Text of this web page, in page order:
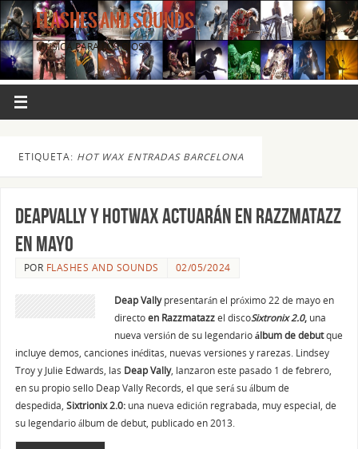
FLASHES AND SOUNDS
MÚSICA PARA LOS OJOS.
ETIQUETA: HOT WAX ENTRADAS BARCELONA
DeapVally y Hotwax actuarán en Razzmatazz
en mayo
POR FLASHES AND SOUNDS 02/05/2024
Deap Vallypresentarán el próximo 22 de mayo en
directoen Razzmatazzel discoSixtronix 2.0, una
nueva versión de su legendarioálbum de debutque
incluye demos, canciones inéditas, nuevas versiones y rarezas. Lindsey
Troy y Julie Edwards, las Deap Vally, lanzaron este pasado 1 de febrero,
en su propio sello Deap Vally Records, el que será su álbum de
despedida, Sixtrionix 2.0:una nueva edición regrabada, muy especial, de
su legendario álbum de debut, publicado en 2013.